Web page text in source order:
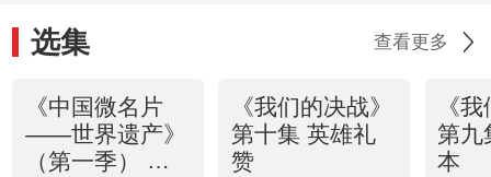
选集 查看更多
《中国微名片
——世界遗产》
（第一季） 第
《我们的决战》
第十集 英雄礼
赞
《
第九
本